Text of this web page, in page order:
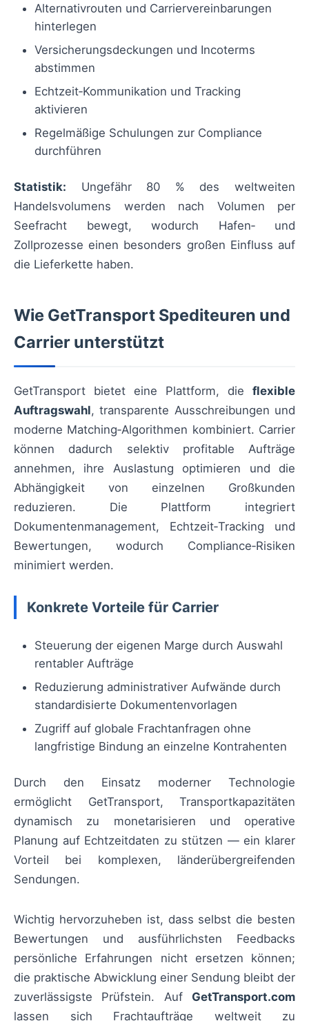
Alternativrouten und Carriervereinbarungen
hinterlegen
Versicherungsdeckungen und Incoterms
abstimmen
Echtzeit‑Kommunikation und Tracking
aktivieren
Regelmäßige Schulungen zur Compliance
durchführen
Statistik: Ungefähr 80 % des weltweiten
Handelsvolumens werden nach Volumen per
Seefracht bewegt, wodurch Hafen‑ und
Zollprozesse einen besonders großen Einfluss auf
die Lieferkette haben.
Wie GetTransport Spediteuren und
Carrier unterstützt
GetTransport bietet eine Plattform, die flexible
Auftragswahl, transparente Ausschreibungen und
moderne Matching‑Algorithmen kombiniert. Carrier
können dadurch selektiv profitable Aufträge
annehmen, ihre Auslastung optimieren und die
Abhängigkeit von einzelnen Großkunden
reduzieren. Die Plattform integriert
Dokumentenmanagement, Echtzeit‑Tracking und
Bewertungen, wodurch Compliance‑Risiken
minimiert werden.
Konkrete Vorteile für Carrier
Steuerung der eigenen Marge durch Auswahl
rentabler Aufträge
Reduzierung administrativer Aufwände durch
standardisierte Dokumentenvorlagen
Zugriff auf globale Frachtanfragen ohne
langfristige Bindung an einzelne Kontrahenten
Durch den Einsatz moderner Technologie
ermöglicht GetTransport, Transportkapazitäten
dynamisch zu monetarisieren und operative
Planung auf Echtzeitdaten zu stützen — ein klarer
Vorteil bei komplexen, länderübergreifenden
Sendungen.
Wichtig hervorzuheben ist, dass selbst die besten
Bewertungen und ausführlichsten Feedbacks
persönliche Erfahrungen nicht ersetzen können;
die praktische Abwicklung einer Sendung bleibt der
zuverlässigste Prüfstein. Auf GetTransport.com
lassen sich Frachtaufträge weltweit zu